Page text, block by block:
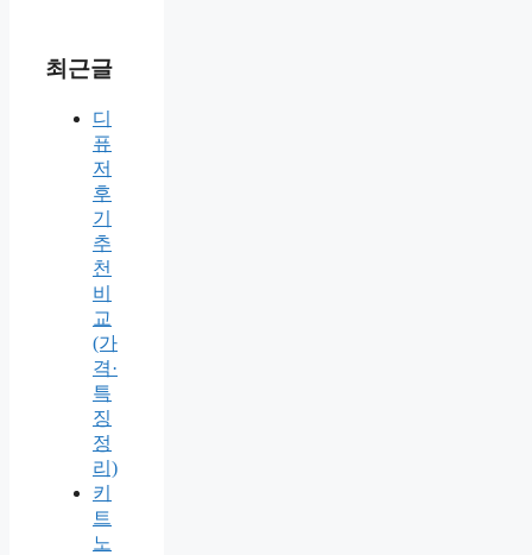
최근글
디
퓨
저
후
기
추
천
비
교
(가
격·
특
징
정
리)
키
트
노